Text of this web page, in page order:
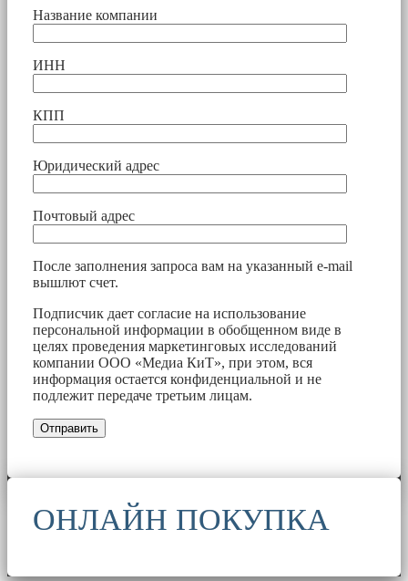
Название компании
ИНН
КПП
Юридический адрес
Почтовый адрес
После заполнения запроса вам на указанный e-mail
вышлют счет.
Подписчик дает согласие на использование
персональной информации в обобщенном виде в
целях проведения маркетинговых исследований
компании ООО «Медиа КиТ», при этом, вся
информация остается конфиденциальной и не
подлежит передаче третьим лицам.
ОНЛАЙН ПОКУПКА